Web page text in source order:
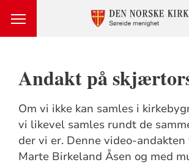
Andakt på
Om vi ikke kan samles i
vi likevel samles rundt de
der vi er. Denne video-
Marte Birkeland Åsen og med